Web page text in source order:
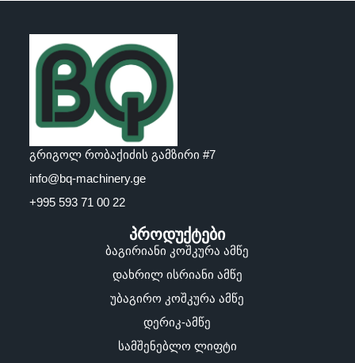
გრიგოლ რობაქიძის გამზირი #7
info@bq-machinery.ge
+995 593 71 00 22
პროდუქტები
ბაგირიანი კოშკურა ამწე
დახრილ ისრიანი ამწე
უბაგირო კოშკურა ამწე
დერიკ-ამწე
სამშენებლო ლიფტი